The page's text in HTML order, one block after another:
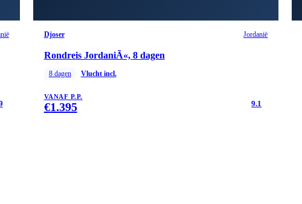
Djoser Jordanië
Rondreis JordaniÃ«, 8 dagen
8dagen Vlucht incl.
VANAF P.P.
€1.395 9.1